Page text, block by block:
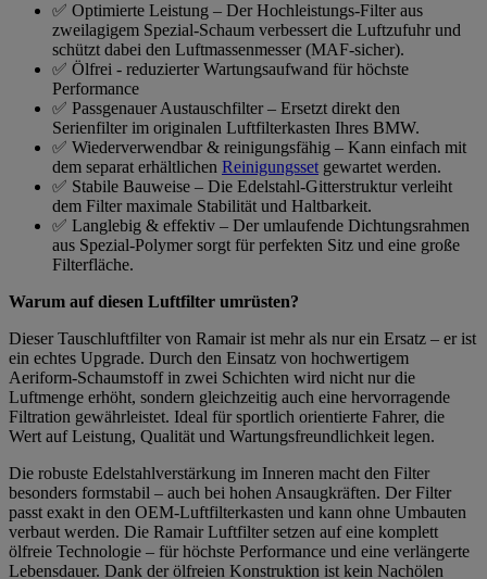
✅ Optimierte Leistung – Der Hochleistungs-Filter aus
zweilagigem Spezial-Schaum verbessert die Luftzufuhr und
schützt dabei den Luftmassenmesser (MAF-sicher).
✅ Ölfrei - reduzierter Wartungsaufwand für höchste
Performance
✅ Passgenauer Austauschfilter – Ersetzt direkt den
Serienfilter im originalen Luftfilterkasten Ihres BMW.
✅ Wiederverwendbar & reinigungsfähig – Kann einfach mit
dem separat erhältlichen Reinigungsset gewartet werden.
✅ Stabile Bauweise – Die Edelstahl-Gitterstruktur verleiht
dem Filter maximale Stabilität und Haltbarkeit.
✅ Langlebig & effektiv – Der umlaufende Dichtungsrahmen
aus Spezial-Polymer sorgt für perfekten Sitz und eine große
Filterfläche.
Warum auf diesen Luftfilter umrüsten?
Dieser Tauschluftfilter von Ramair ist mehr als nur ein Ersatz – er ist
ein echtes Upgrade. Durch den Einsatz von hochwertigem
Aeriform-Schaumstoff in zwei Schichten wird nicht nur die
Luftmenge erhöht, sondern gleichzeitig auch eine hervorragende
Filtration gewährleistet. Ideal für sportlich orientierte Fahrer, die
Wert auf Leistung, Qualität und Wartungsfreundlichkeit legen.
Die robuste Edelstahlverstärkung im Inneren macht den Filter
besonders formstabil – auch bei hohen Ansaugkräften. Der Filter
passt exakt in den OEM-Luftfilterkasten und kann ohne Umbauten
verbaut werden. Die Ramair Luftfilter setzen auf eine komplett
ölfreie Technologie – für höchste Performance und eine verlängerte
Lebensdauer. Dank der ölfreien Konstruktion ist kein Nachölen